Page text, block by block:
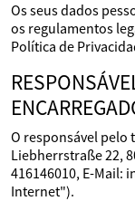
Os seus dados
os regulamentos
Política de
O responsável pelo
Liebherrstraße 22,
416146010, E-Mail:
Internet").